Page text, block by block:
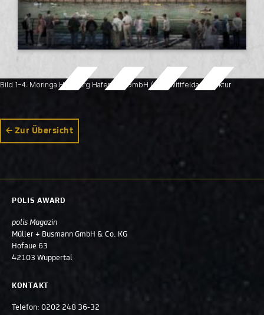
Bild 1–4: Moringa Hamburg Hafencity GmbH / kadawittfeldarchitektur
Zur Übersicht
POLIS AWARD
polis Magazin
Müller + Busmann GmbH & Co. KG
Hofaue 63
42103 Wuppertal
KONTAKT
Telefon: 0202 248 36-32